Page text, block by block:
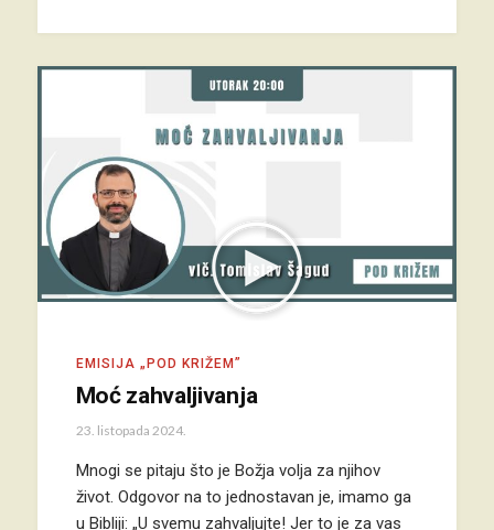
EMISIJA „POD KRIŽEM”
Moć zahvaljivanja
23. listopada 2024.
Mnogi se pitaju što je Božja volja za njihov
život. Odgovor na to jednostavan je, imamo ga
u Bibliji: „U svemu zahvaljujte! Jer to je za vas